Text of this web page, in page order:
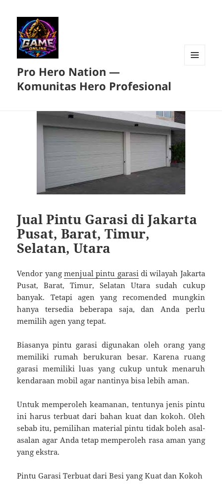
Pro Hero Nation —
Komunitas Hero Profesional
Jual Pintu Garasi di Jakarta
Pusat, Barat, Timur,
Selatan, Utara
Vendor yangmenjual pintu garasi di wilayah Jakarta
Pusat, Barat, Timur, Selatan Utara sudah cukup
banyak. Tetapi agen yang recomended mungkin
hanya tersedia beberapa saja, dan Anda perlu
memilih agen yang tepat.
Biasanya pintu garasi digunakan oleh orang yang
memiliki rumah berukuran besar. Karena ruang
garasi memiliki luas yang cukup untuk menaruh
kendaraan mobil agar nantinya bisa lebih aman.
Untuk memperoleh keamanan, tentunya jenis pintu
ini harus terbuat dari bahan kuat dan kokoh. Oleh
sebab itu, pemilihan material pintu tidak boleh asal-
asalan agar Anda tetap memperoleh rasa aman yang
yang ekstra.
Pintu Garasi Terbuat dari Besi yang Kuat dan Kokoh